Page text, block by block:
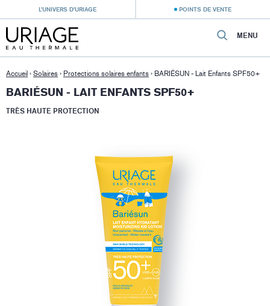
L’UNIVERS D’URIAGE POINTS DE VENTE
MENU
Accueil › Solaires › Protections solaires enfants › BARIÉSUN - Lait Enfants SPF50+
BARIÉSUN - LAIT ENFANTS SPF50+
TRÈS HAUTE PROTECTION